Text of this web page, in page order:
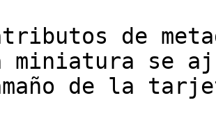
de
se
de la